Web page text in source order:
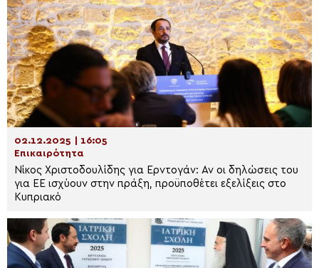
02.12.2025 | 16:05
Επικαιρότητα
Νίκος Χριστοδουλίδης για Ερντογάν: Αν οι δηλώσεις του
για ΕΕ ισχύουν στην πράξη, προϋποθέτει εξελίξεις στο
Κυπριακό